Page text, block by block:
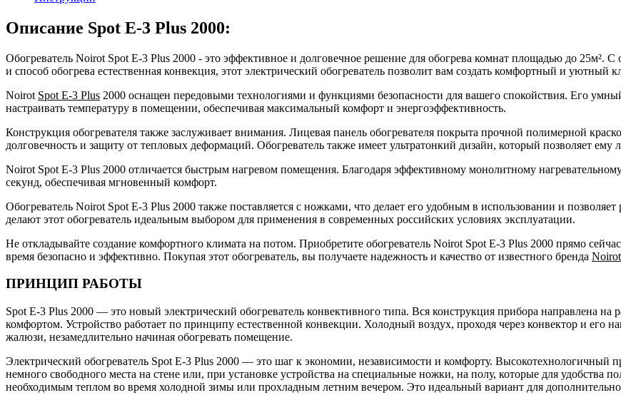
Описание Spot E-3 Plus 2000:
Обогреватель Noirot Spot E-3 Plus 2000 - это эффективное и долговечное решение для обогрева комнат площадью до 25м².
и способ обогрева естественная конвекция, этот электрический обогреватель позволит вам создать комфортный и
Noirot Spot E-3 Plus 2000 оснащен передовыми технологиями и функциями безопасности для вашего спокойствия. Его
настраивать температуру в помещении, обеспечивая максимальный комфорт и энергоэффективность.
Конструкция обогревателя также заслуживает внимания. Лицевая панель обогревателя покрыта прочной полимерной
долговечность и защиту от тепловых деформаций. Обогреватель также имеет ультратонкий дизайн, который позволяет ему
Noirot Spot E-3 Plus 2000 отличается быстрым нагревом помещения. Благодаря эффективному монолитному
секунд, обеспечивая мгновенный комфорт.
Обогреватель Noirot Spot E-3 Plus 2000 также поставляется с ножками, что делает его удобным в использовании и
делают этот обогреватель идеальным выбором для применения в современных российских условиях эксплуатации.
Не откладывайте создание комфортного климата на потом. Приобретите обогреватель Noirot Spot E-3 Plus 2000 прямо
время безопасно и эффективно. Покупая этот обогреватель, вы получаете надежность и качество от известного бренда
ПРИНЦИП РАБОТЫ
Spot Е-3 Plus 2000 — это новый электрический обогреватель конвективного типа. Вся конструкция прибора направлена на
комфортом. Устройство работает по принципу естественной конвекции. Холодный воздух, проходя через конвектор и его
жалюзи, незамедлительно начиная обогревать помещение.
Электрический обогреватель Spot Е-3 Plus 2000 — это шаг к экономии, независимости и комфорту. Высокотехнологичный
немного свободного места на стене или, при установке устройства на специальные ножки, на полу, которые для удобства
необходимым теплом во время холодной зимы или прохладным летним вечером. Это идеальный вариант для